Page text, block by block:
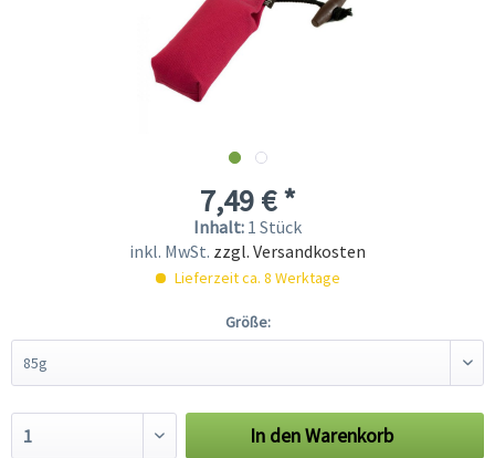
7,49 € *
Inhalt: 1 Stück
inkl. MwSt. zzgl. Versandkosten
Lieferzeit ca. 8 Werktage
Größe:
In denWarenkorb